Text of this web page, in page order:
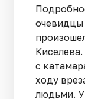
очевидцы
с
ходу
людьми.